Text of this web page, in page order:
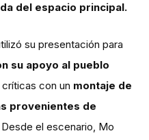
del espacio principal.
su presentación para
su apoyo al pueblo
con un montaje de
provenientes de
Desde el escenario, Mo